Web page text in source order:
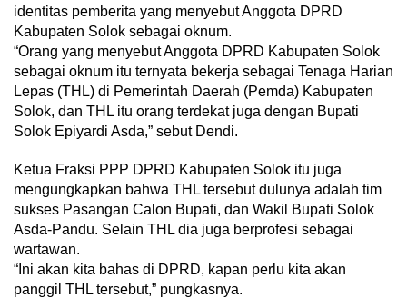
identitas pemberita yang menyebut Anggota DPRD
Kabupaten Solok sebagai oknum.
“Orang yang menyebut Anggota DPRD Kabupaten Solok
sebagai oknum itu ternyata bekerja sebagai Tenaga Harian
Lepas (THL) di Pemerintah Daerah (Pemda) Kabupaten
Solok, dan THL itu orang terdekat juga dengan Bupati
Solok Epiyardi Asda,” sebut Dendi.
Ketua Fraksi PPP DPRD Kabupaten Solok itu juga
mengungkapkan bahwa THL tersebut dulunya adalah tim
sukses Pasangan Calon Bupati, dan Wakil Bupati Solok
Asda-Pandu. Selain THL dia juga berprofesi sebagai
wartawan.
“Ini akan kita bahas di DPRD, kapan perlu kita akan
panggil THL tersebut,” pungkasnya.